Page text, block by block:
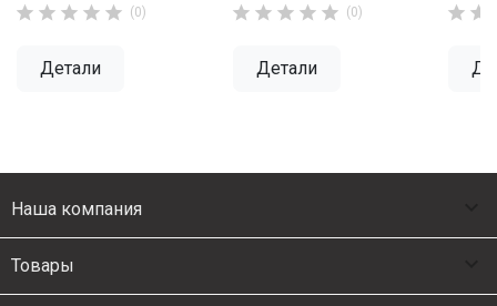
     (0)
Детали
     (0)
Детали
 
Наша компания
Товары